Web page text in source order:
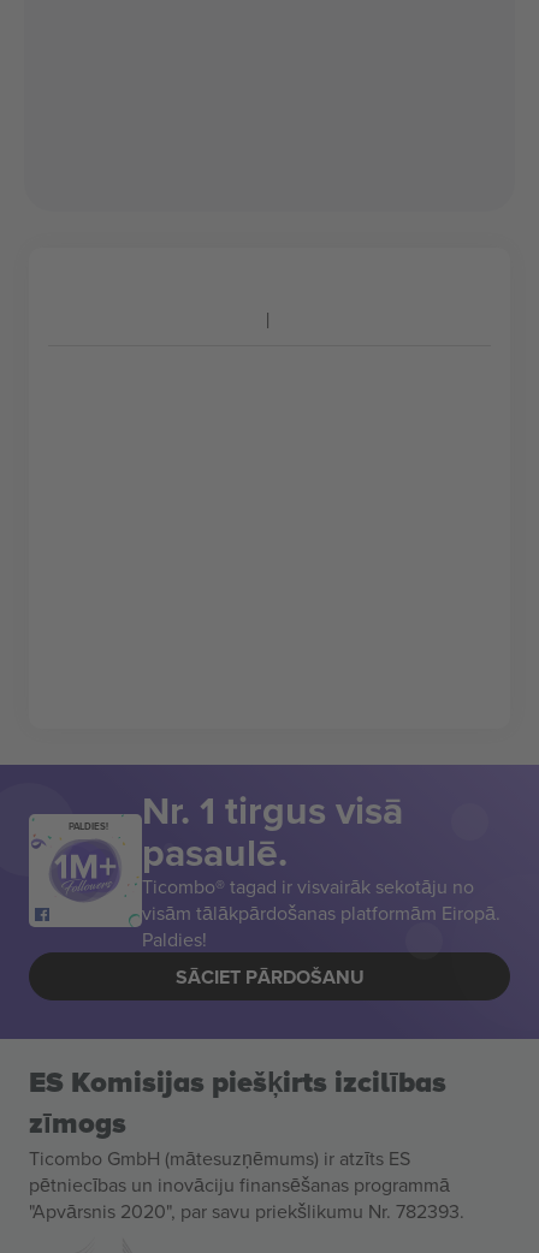
PALDIES! Nr. 1 tirgus visā
pasaulē.
Ticombo® tagad ir visvairāk sekotāju no
visām tālākpārdošanas platformām Eiropā.
Paldies!
SĀCIET PĀRDOŠANU
ES Komisijas piešķirts izcilības
zīmogs
Ticombo GmbH (mātesuzņēmums) ir atzīts ES
pētniecības un inovāciju finansēšanas programmā
"Apvārsnis 2020", par savu priekšlikumu Nr. 782393.